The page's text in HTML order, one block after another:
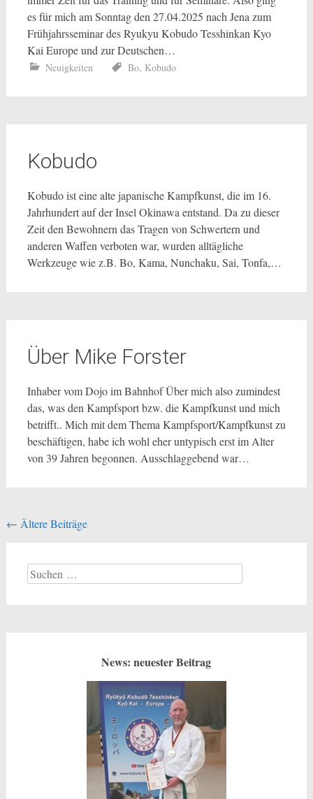
es für mich am Sonntag den 27.04.2025 nach Jena zum
Frühjahrsseminar des Ryukyu Kobudo Tesshinkan Kyo
Kai Europe und zur Deutschen…
Neuigkeiten Bo, Kobudo
Kobudo
Kobudo ist eine alte japanische Kampfkunst, die im 16.
Jahrhundert auf der Insel Okinawa entstand. Da zu dieser
Zeit den Bewohnern das Tragen von Schwertern und
anderen Waffen verboten war, wurden alltägliche
Werkzeuge wie z.B. Bo, Kama, Nunchaku, Sai, Tonfa,…
Über Mike Forster
Inhaber vom Dojo im Bahnhof Über mich also zumindest
das, was den Kampfsport bzw. die Kampfkunst und mich
betrifft.. Mich mit dem Thema Kampfsport/Kampfkunst zu
beschäftigen, habe ich wohl eher untypisch erst im Alter
von 39 Jahren begonnen. Ausschlaggebend war…
Beitragsnavigation
← Ältere Beiträge
Suchen
nach:
News: neuester Beitrag